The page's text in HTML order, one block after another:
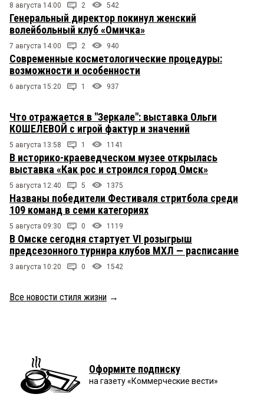
8 августа 14:00 2 542
Генеральный директор покинул женский
волейбольный клуб «Омичка»
7 августа 14:00 2 940
Современные косметологические процедуры:
возможности и особенности
6 августа 15:20 1 937
Что отражается в "Зеркале": выставка Ольги
КОШЕЛЕВОЙ с игрой фактур и значений
5 августа 13:58 1 1141
В историко-краеведческом музее открылась
выставка «Как рос и строился город Омск»
5 августа 12:40 5 1375
Названы победители Фестиваля стритбола среди
109 команд в семи категориях
5 августа 09:30 0 1119
В Омске сегодня стартует VI розыгрыш
предсезонного турнира клубов МХЛ — расписание
3 августа 10:20 0 1542
Все новости стиля жизни →
Оформите подписку
на газету «Коммерческие вести»